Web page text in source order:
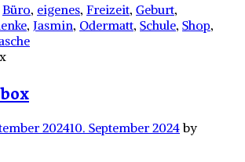
Büro, eigenes, Freizeit, Geburt,
, Jasmin, Odermatt, Schule, Shop,
202410. September 2024by